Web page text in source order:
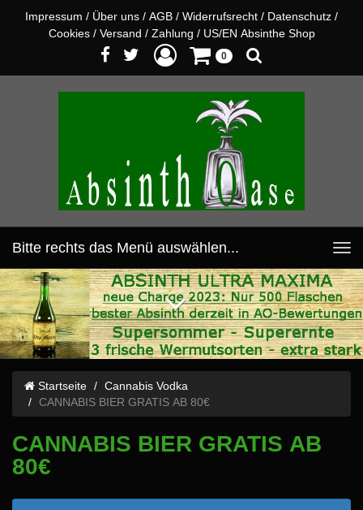
Impressum / Über uns / AGB / Widerrufsrecht / Datenschutz /
Cookies / Versand / Zahlung / US/EN Absinthe Shop
0
Bitte rechts das Menü auswählen...
Startseite
Cannabis Vodka
CANNABIS BIER GRATIS AB 80€
CANNABIS BIER GRATIS AB
80€